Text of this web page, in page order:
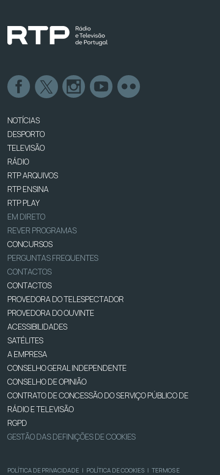
NOTÍCIAS
DESPORTO
TELEVISÃO
RÁDIO
RTP ARQUIVOS
RTP ENSINA
RTP PLAY
EM DIRETO
REVER PROGRAMAS
CONCURSOS
PERGUNTAS FREQUENTES
CONTACTOS
CONTACTOS
PROVEDORA DO TELESPECTADOR
PROVEDORA DO OUVINTE
ACESSIBILIDADES
SATÉLITES
A EMPRESA
CONSELHO GERAL INDEPENDENTE
CONSELHO DE OPINIÃO
CONTRATO DE CONCESSÃO DO SERVIÇO PÚBLICO DE
RÁDIO E TELEVISÃO
RGPD
GESTÃO DAS DEFINIÇÕES DE COOKIES
POLÍTICA DE PRIVACIDADE | POLÍTICA DE COOKIES | TERMOS E